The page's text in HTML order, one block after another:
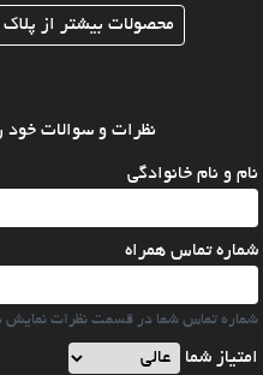
محصولات بیشتر از
نظرات و سوالات خود
نام و نام خانوادگی
شماره تماس همراه
شماره تماس شما در قسمت نظرات نمایش
امتیاز شما